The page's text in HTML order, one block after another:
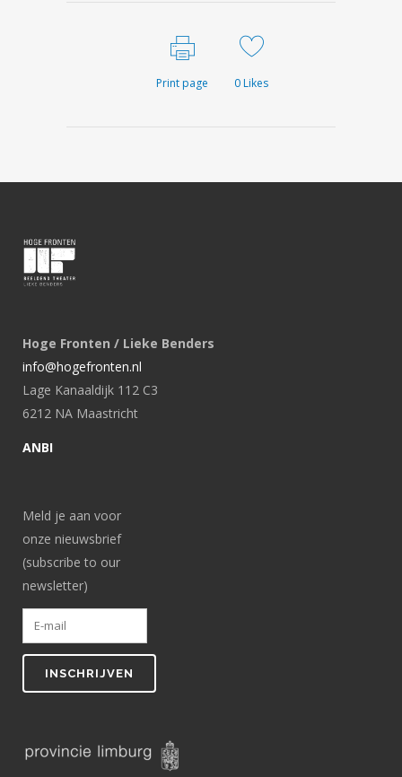
Print page 0Likes
Hoge Fronten / Lieke Benders
info@hogefronten.nl
Lage Kanaaldijk 112 C3
6212 NA Maastricht
ANBI
Meld je aan voor
onze nieuwsbrief
(subscribe to our
newsletter)